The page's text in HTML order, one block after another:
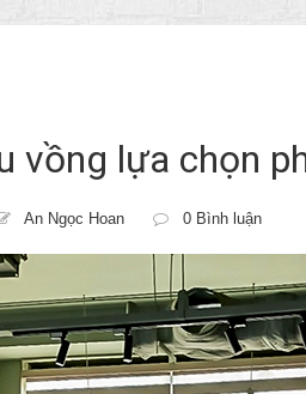
vồng lựa chọn
An Ngọc Hoan 0 Bình luận